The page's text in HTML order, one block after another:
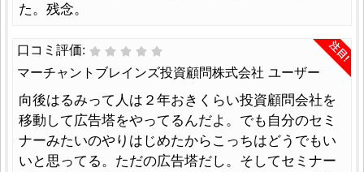
た。残念。
注目!
口コミ評価:
マーチャントブレインズ投資顧問株式会社 ユーザー
向後はるみって人は２年おきくらい投資顧問会社を
移動して広告塔をやってるんだよ。でも自分のセミ
ナーみたいのやりはじめたからこっちはどうでもい
いと思ってる。ただの広告塔だし。そしてセミナー